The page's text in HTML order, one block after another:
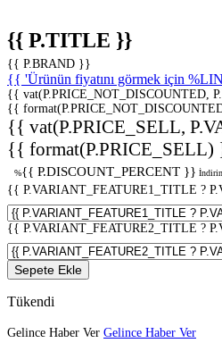
{{ P.TITLE }}
{{ P.BRAND }}
{{ 'Ürünün fiyatını görmek için
{{ vat(P.PRICE_NOT_DISCOUNTED,
{{
{{ vat(P.PRICE_SELL,
{{ format(P.PRICE_SELL)
%{{ P.DISCOUNT_PERCENT }}
{{ P.VARIANT_FEATURE1_TITLE ?
{{ P.VARIANT_FEATURE2_TITLE ?
Sepete Ekle
Tükendi
Gelince Haber Ver Gelince Haber Ver